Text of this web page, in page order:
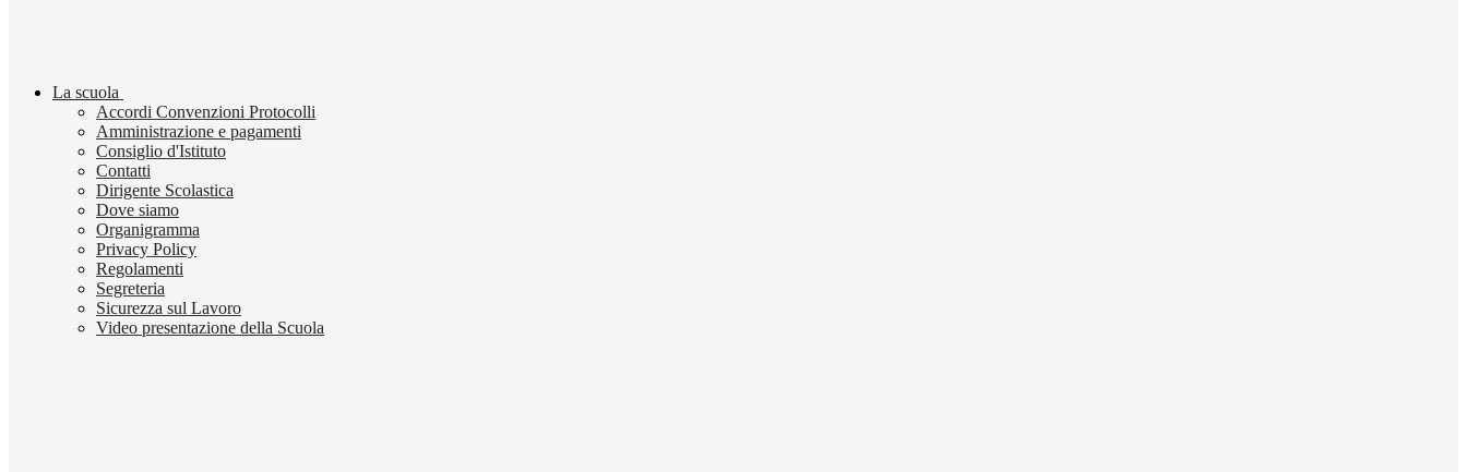
La scuola
Accordi Convenzioni Protocolli
Amministrazione e pagamenti
Consiglio d'Istituto
Contatti
Dirigente Scolastica
Dove siamo
Organigramma
Privacy Policy
Regolamenti
Segreteria
Sicurezza sul Lavoro
Video presentazione della Scuola